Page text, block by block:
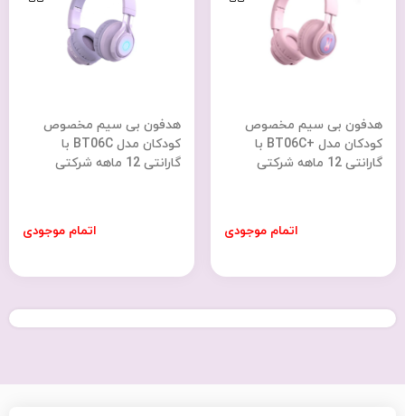
هدفون بی سیم مخصوص
کودکان مدل +BT06C با
گارانتی 12 ماهه شرکتی
اتمام موجودی
هدفون بی سیم مخصوص
کودکان مدل BT06C با
گارانتی 12 ماهه شرکتی
اتمام موجودی